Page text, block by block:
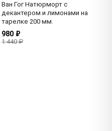
Ван Гог Натюрморт с
декантером и лимонами на
тарелке 200 мм.
980 ₽
1 440 ₽